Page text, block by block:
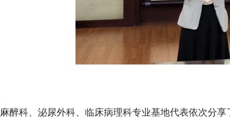
麻醉科、泌尿外科、临床病理科专业基地代表依次分